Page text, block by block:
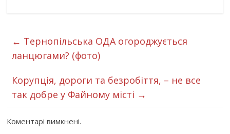
← Тернопільська ОДА огороджується
ланцюгами? (фото)
Корупція, дороги та безробіття, – не все
так добре у Файному місті →
Коментарі вимкнені.